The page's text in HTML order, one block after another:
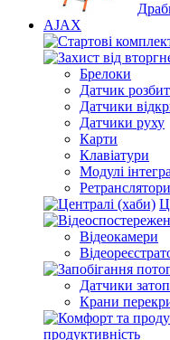
AJAX
Брелоки
Датчик
Датчики
Датчики руху
Карти
Клавіатури
Модулі
Відеокамери
Датчики
Крани
продуктивність